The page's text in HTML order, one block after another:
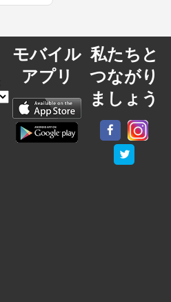
モバイル
アプリ
私たちと
つながり
ましょう